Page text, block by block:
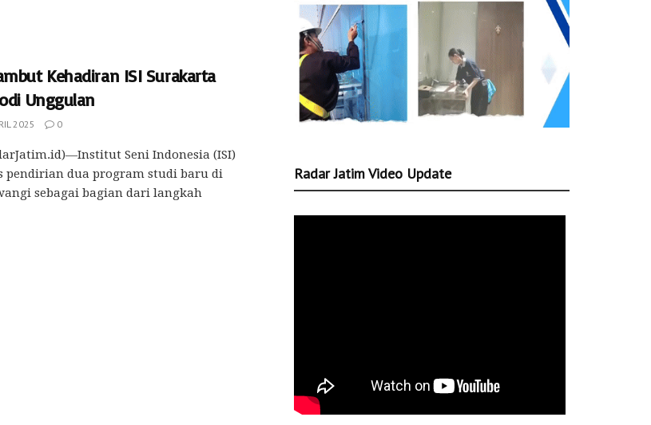
Kehadiran ISI Surakarta
Unggulan
2025 0
Seni Indonesia (ISI)
pendirian dua program studi baru di
sebagai bagian dari langkah
Radar Jatim Video Update